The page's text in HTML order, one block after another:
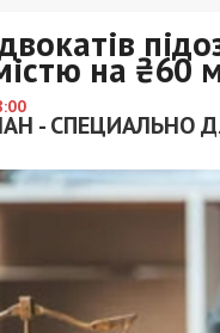
на ₴60
- СПЕЦИАЛЬНО